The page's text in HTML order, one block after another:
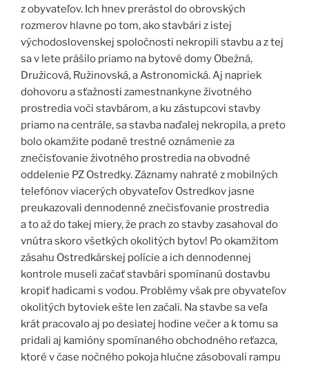
z obyvateľov. Ich hnev prerástol do obrovských
rozmerov hlavne po tom, ako stavbári z istej
východoslovenskej spoločnosti nekropili stavbu a z tej
sa v lete prášilo priamo na bytové domy Obežná,
Družicová, Ružinovská, a Astronomická. Aj napriek
dohovoru a sťažnosti zamestnankyne životného
prostredia voči stavbárom, a ku zástupcovi stavby
priamo na centrále, sa stavba naďalej nekropila, a preto
bolo okamžite podané trestné oznámenie za
znečisťovanie životného prostredia na obvodné
oddelenie PZ Ostredky. Záznamy nahraté z mobilných
telefónov viacerých obyvateľov Ostredkov jasne
preukazovali dennodenné znečisťovanie prostredia
a to až do takej miery, že prach zo stavby zasahoval do
vnútra skoro všetkých okolitých bytov! Po okamžitom
zásahu Ostredkárskej polície a ich dennodennej
kontrole museli začať stavbári spomínanú dostavbu
kropiť hadicami s vodou. Problémy však pre obyvateľov
okolitých bytoviek ešte len začali. Na stavbe sa veľa
krát pracovalo aj po desiatej hodine večer a k tomu sa
pridali aj kamióny spomínaného obchodného reťazca,
ktoré v čase nočného pokoja hlučne zásobovali rampu